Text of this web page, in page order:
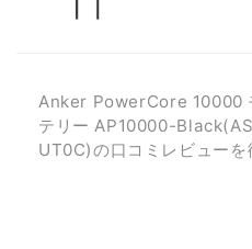
Anker PowerCore 10000
テリー AP10000-
UT0C)の口コミレビューを